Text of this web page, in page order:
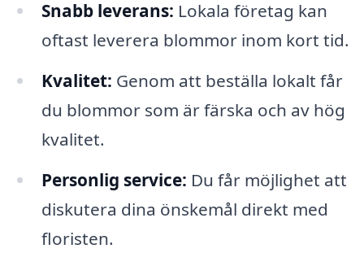
Snabb leverans: Lokala företag kan
oftast leverera blommor inom kort tid.
Kvalitet: Genom att beställa lokalt får
du blommor som är färska och av hög
kvalitet.
Personlig service: Du får möjlighet att
diskutera dina önskemål direkt med
floristen.